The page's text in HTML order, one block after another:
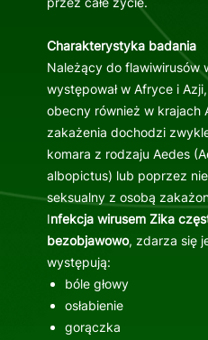
Charakterystyka badania
Należący do flawiwirusów
występował w Afryce i
obecny również w krajach
zakażenia dochodzi
komara z rodzaju Aedes
albopictus) lub poprzez
seksualny z osobą
Infekcja wirusem Zika
bezobjawowo, zdarza się
występują:
bóle głowy
osłabienie
gorączka